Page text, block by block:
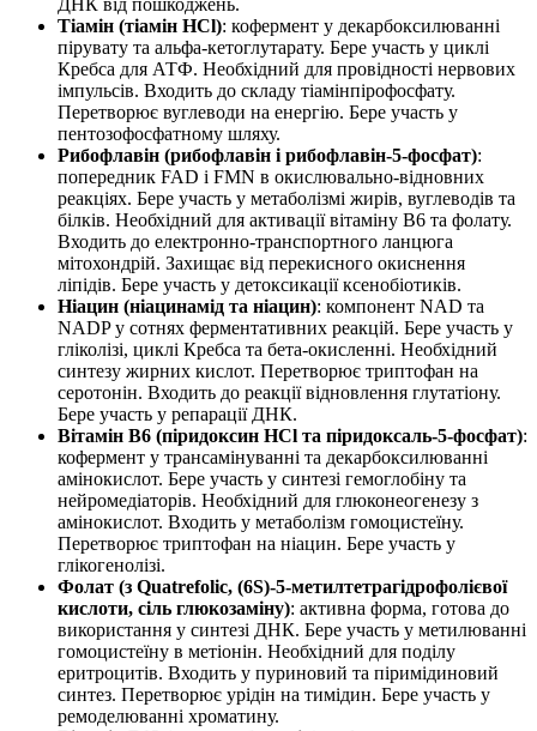
ДНК від пошкоджень.
Тіамін (тіамін HCl): кофермент у декарбоксилюванні
пірувату та альфа-кетоглутарату. Бере участь у циклі
Кребса для АТФ. Необхідний для провідності нервових
імпульсів. Входить до складу тіамінпірофосфату.
Перетворює вуглеводи на енергію. Бере участь у
пентозофосфатному шляху.
Рибофлавін (рибофлавін і рибофлавін-5-фосфат):
попередник FAD і FMN в окислювально-відновних
реакціях. Бере участь у метаболізмі жирів, вуглеводів та
білків. Необхідний для активації вітаміну B6 та фолату.
Входить до електронно-транспортного ланцюга
мітохондрій. Захищає від перекисного окиснення
ліпідів. Бере участь у детоксикації ксенобіотиків.
Ніацин (ніацинамід та ніацин): компонент NAD та
NADP у сотнях ферментативних реакцій. Бере участь у
гліколізі, циклі Кребса та бета-окисленні. Необхідний
синтезу жирних кислот. Перетворює триптофан на
серотонін. Входить до реакції відновлення глутатіону.
Бере участь у репарації ДНК.
Вітамін B6 (піридоксин HCl та піридоксаль-5-фосфат):
кофермент у трансамінуванні та декарбоксилюванні
амінокислот. Бере участь у синтезі гемоглобіну та
нейромедіаторів. Необхідний для глюконеогенезу з
амінокислот. Входить у метаболізм гомоцистеїну.
Перетворює триптофан на ніацин. Бере участь у
глікогенолізі.
Фолат (з Quatrefolic, (6S)-5-метилтетрагідрофолієвої
кислоти, сіль глюкозаміну): активна форма, готова до
використання у синтезі ДНК. Бере участь у метилюванні
гомоцистеїну в метіонін. Необхідний для поділу
еритроцитів. Входить у пуриновий та піримідиновий
синтез. Перетворює урідін на тимідин. Бере участь у
ремоделюванні хроматину.